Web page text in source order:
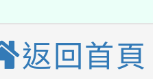
章19疫苗接
大為「滿6
院辦理「
22日(星期六
返回首頁